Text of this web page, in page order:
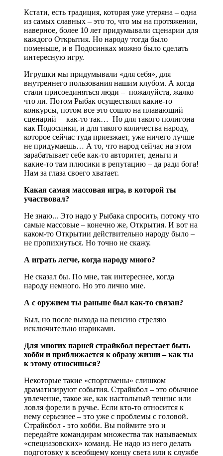
Кстати, есть традиция, которая уже утеряна – одна
из самых славных – это то, что мы на протяжении,
наверное, более 10 лет придумывали сценарии для
каждого Открытия. Но народу тогда было
поменьше, и в Подосинках можно было сделать
интересную игру.
Игрушки мы придумывали «для себя», для
внутреннего пользования нашим клубом. А когда
стали присоединяться люди – пожалуйста, жалко
что ли. Потом Рыбак осуществлял какие-то
конкурсы, потом все это сошло на плавающий
сценарий – как-то так… Но для такого полигона
как Подосинки, и для такого количества народу,
которое сейчас туда приезжает, уже ничего лучше
не придумаешь… А то, что народ сейчас на этом
зарабатывает себе как-то авторитет, деньги и
какие-то там плюсики в репутацию – да ради бога!
Нам за глаза своего хватает.
Какая самая массовая игра, в которой ты
участвовал?
Не знаю... Это надо у Рыбака спросить, потому что
самые массовые – конечно же, Открытия. И вот на
каком-то Открытии действительно народу было –
не пропихнуться. Но точно не скажу.
А играть легче, когда народу много?
Не сказал бы. По мне, так интереснее, когда
народу немного. Но это лично мне.
А с оружием ты раньше был как-то связан?
Был, но после выхода на пенсию стреляю
исключительно шариками.
Для многих парней страйкбол перестает быть
хобби и приближается к образу жизни – как ты
к этому относишься?
Некоторые такие «спортсмены» слишком
драматизируют события. Страйкбол – это обычное
увлечение, такое же, как настольный теннис или
ловля форели в ручье. Если кто-то относится к
нему серьезнее – это уже с проблемы с головой.
Страйкбол - это хобби. Вы поймите это и
передайте командирам множества так называемых
«спецназовских» команд. Не надо из него делать
подготовку к всеобщему концу света или к службе